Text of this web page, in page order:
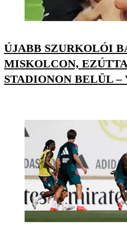
ÚJABB SZURKOLÓI
MISKOLCON,
STADIONON BELÜL –